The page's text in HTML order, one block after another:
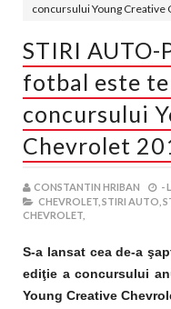
concursului Young Creative
STIRI
fotbal este
concursului
Chevrolet
CONSTANTIN HRIBAN -
CHEVROLET, STIRI AUTO,
CHEVROLET,
S-a lansat cea de-a
ediţie a concursului
Young Creative